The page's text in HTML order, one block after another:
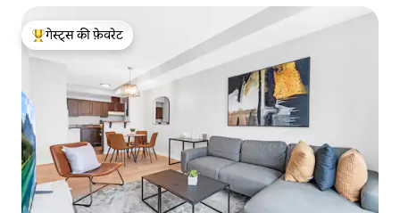
गेस्ट्स का टॉप फ़ेवरेट
गेस्ट्स की फ़ेवरेट